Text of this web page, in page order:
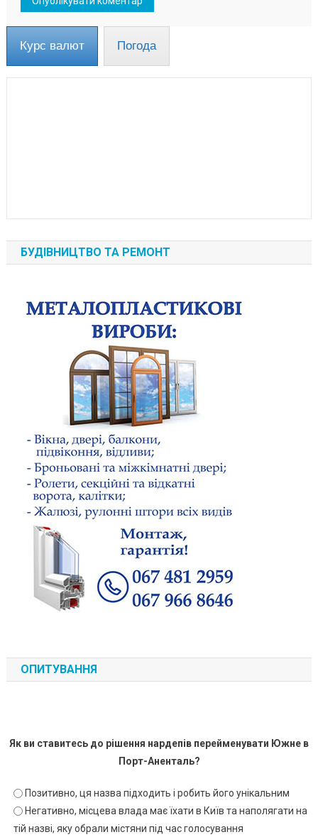
Курс валют Погода
БУДІВНИЦТВО ТА РЕМОНТ
ОПИТУВАННЯ
Як ви ставитесь до рішення нардепів перейменувати Южне в
Порт-Аненталь?
Позитивно, ця назва підходить і робить його унікальним
Негативно, місцева влада має їхати в Київ та наполягати на
тій назві, яку обрали містяни під час голосування